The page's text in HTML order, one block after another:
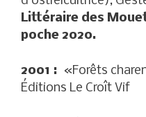
Littéraire des
poche 2020.
2001 : «Forêts
Éditions Le Croît Vif